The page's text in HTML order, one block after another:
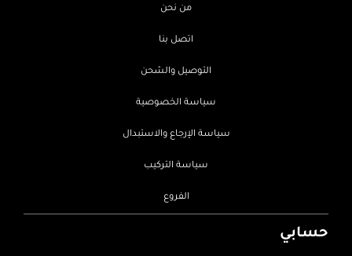
من نحن
اتصل بنا
التوصيل والشحن
سياسة الخصوصية
سياسة الإرجاع والاستبدال
سياسة التركيب
الفروع
حسابي